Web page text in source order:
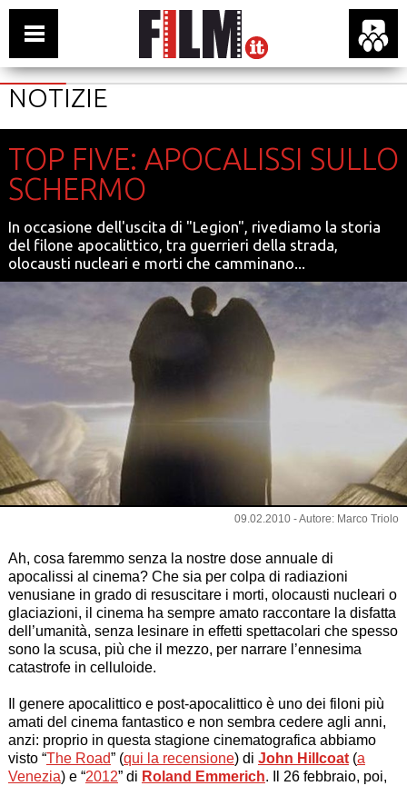
NOTIZIE
TOP FIVE: APOCALISSI SULLO
SCHERMO
In occasione dell'uscita di "Legion", rivediamo la storia
del filone apocalittico, tra guerrieri della strada,
olocausti nucleari e morti che camminano...
09.02.2010 - Autore: Marco Triolo
Ah, cosa faremmo senza la nostre dose annuale di
apocalissi al cinema?Che sia per colpa di radiazioni
venusiane in grado di resuscitare i morti, olocausti nucleari o
glaciazioni, il cinema ha sempre amato raccontare la disfatta
dell’umanità, senza lesinare in effetti spettacolari che spesso
sono la scusa, più che il mezzo, per narrare l’ennesima
catastrofe in celluloide.
Il genere apocalittico e post-apocalittico è uno dei filoni più
amati del cinema fantastico e non sembra cedere agli anni,
anzi: proprio in questa stagione cinematografica abbiamo
visto “The Road” (qui la recensione) di John Hillcoat(a
Venezia) e “2012” di Roland Emmerich. Il 26 febbraio, poi,